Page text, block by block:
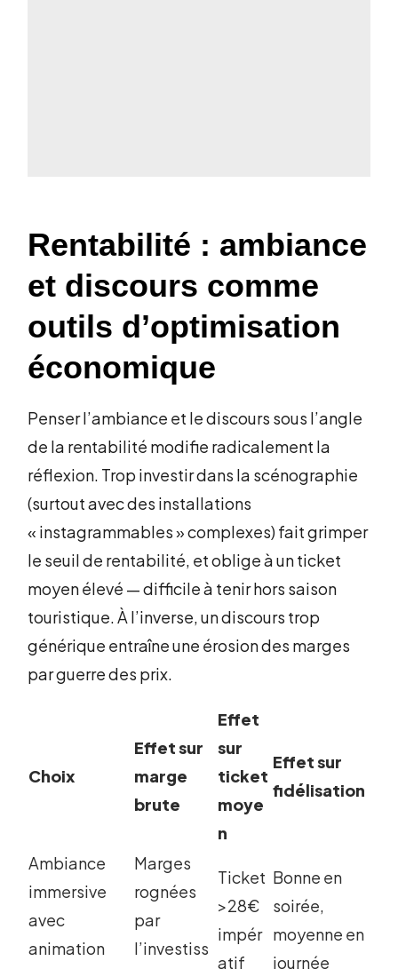
Rentabilité : ambiance
et discours comme
outils d’optimisation
économique
Penser l’ambiance et le discours sous l’angle
de la rentabilité modifie radicalement la
réflexion. Trop investir dans la scénographie
(surtout avec des installations
« instagrammables » complexes) fait grimper
le seuil de rentabilité, et oblige à un ticket
moyen élevé — difficile à tenir hors saison
touristique. À l’inverse, un discours trop
générique entraîne une érosion des marges
par guerre des prix.
Choix
Effet sur
marge
brute
Effet
sur
ticket
moye
n
Effet sur
fidélisation
Ambiance
immersive
avec
animation
Marges
rognées
par
l’investiss
Ticket
>28€
impér
atif
Bonne en
soirée,
moyenne en
journée